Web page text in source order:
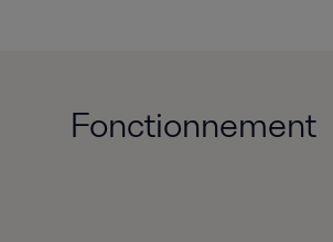
Fonctionnement